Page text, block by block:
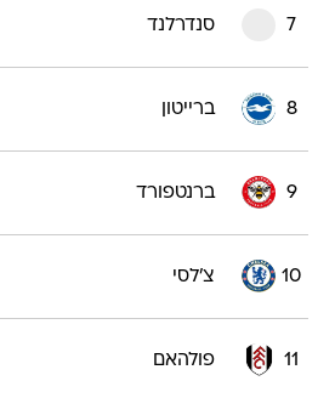
7 סנדרלנד
8 ברייטון
9 ברנטפורד
10 צ'לסי
11 פולהאם